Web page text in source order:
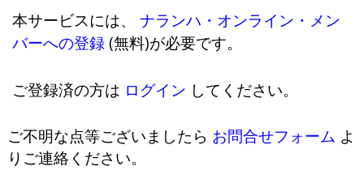
本サービスには、 ナランハ・オンライン・メン
バーへの登録 (無料)が必要です。
ご登録済の方は ログイン してください。
ご不明な点等ございましたら お問合せフォーム よ
りご連絡ください。